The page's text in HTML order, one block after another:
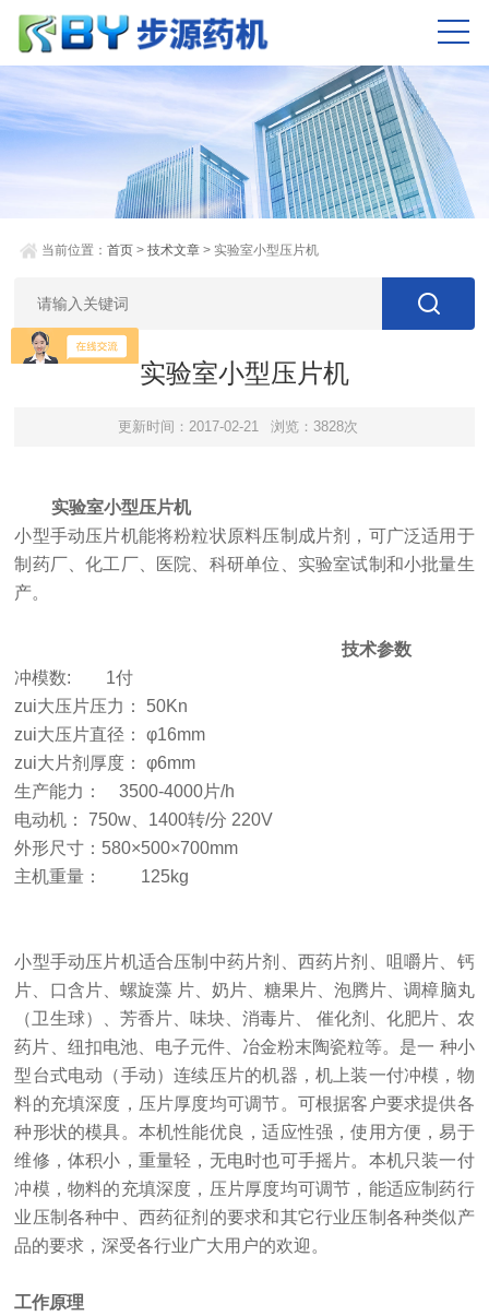
当前位置：首页 >技术文章 > 实验室小型压片机
实验室小型压片机
更新时间：2017-02-21 浏览：3828次
实验室小型压片机
小型手动压片机能将粉粒状原料压制成片剂，可广泛适用于
制药厂、化工厂、医院、科研单位、实验室试制和小批量生
产。
技术参数
冲模数: 1付
zui大压片压力： 50Kn
zui大压片直径： φ16mm
zui大片剂厚度： φ6mm
生产能力： 3500-4000片/h
电动机： 750w、1400转/分 220V
外形尺寸：580×500×700mm
主机重量： 125kg
小型手动压片机适合压制中药片剂、西药片剂、咀嚼片、钙
片、口含片、螺旋藻 片、奶片、糖果片、泡腾片、调樟脑丸
（卫生球）、芳香片、味块、消毒片、 催化剂、化肥片、农
药片、纽扣电池、电子元件、冶金粉末陶瓷粒等。是一 种小
型台式电动（手动）连续压片的机器，机上装一付冲模，物
料的充填深度，压片厚度均可调节。可根据客户要求提供各
种形状的模具。本机性能优良，适应性强，使用方便，易于
维修，体积小，重量轻，无电时也可手摇片。本机只装一付
冲模，物料的充填深度，压片厚度均可调节，能适应制药行
业压制各种中、西药征剂的要求和其它行业压制各种类似产
品的要求，深受各行业广大用户的欢迎。
工作原理